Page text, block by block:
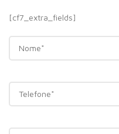
[cf7_extra_fields]